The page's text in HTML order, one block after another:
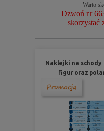
Warto
Dzwoń nr
skorzystać
Naklejki na schody
figur oraz